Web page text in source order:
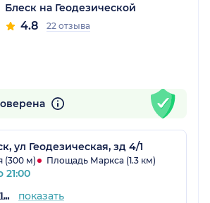
Блеск на Геодезической
4.8 22 отзыва
ул Геодезическая, зд 4/1
(300 м) Площадь Маркса (1.3 км)
21:00
+7 (383) 377-71-29 показать